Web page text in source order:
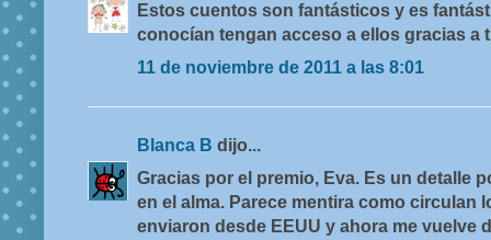
Estos cuentos son fantásticos y es
conocían tengan acceso a ellos gracias a
11 de noviembre de 2011 a las 8:01
Blanca B dijo...
Gracias por el premio, Eva. Es un detalle
en el alma. Parece mentira como circulan
enviaron desde EEUU y ahora me vuelve